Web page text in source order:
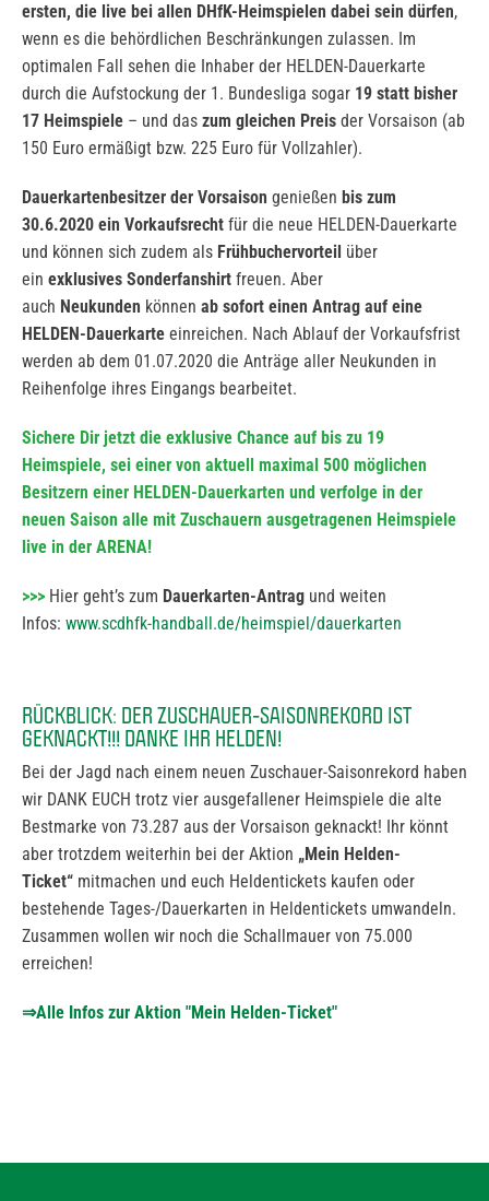
ersten, die live bei allen DHfK-Heimspielen dabei sein dürfen,
wenn es die behördlichen Beschränkungen zulassen. Im
optimalen Fall sehen die Inhaber der HELDEN-Dauerkarte
durch die Aufstockung der 1. Bundesliga sogar 19 statt bisher
17 Heimspiele – und das zum gleichen Preis der Vorsaison (ab
150 Euro ermäßigt bzw. 225 Euro für Vollzahler).
Dauerkartenbesitzer der Vorsaison genießen bis zum
30.6.2020 ein Vorkaufsrecht für die neue HELDEN-Dauerkarte
und können sich zudem als Frühbuchervorteil über
ein exklusives Sonderfanshirt freuen. Aber
auch Neukunden können ab sofort einen Antrag auf eine
HELDEN-Dauerkarte einreichen. Nach Ablauf der Vorkaufsfrist
werden ab dem 01.07.2020 die Anträge aller Neukunden in
Reihenfolge ihres Eingangs bearbeitet.
Sichere Dir jetzt die exklusive Chance auf bis zu 19
Heimspiele, sei einer von aktuell maximal 500 möglichen
Besitzern einer HELDEN-Dauerkarten und verfolge in der
neuen Saison alle mit Zuschauern ausgetragenen Heimspiele
live in der ARENA!
>>> Hier geht’s zum Dauerkarten-Antrag und weiten
Infos: www.scdhfk-handball.de/heimspiel/dauerkarten
RÜCKBLICK: DER ZUSCHAUER-SAISONREKORD IST
GEKNACKT!!! DANKE IHR HELDEN!
Bei der Jagd nach einem neuen Zuschauer-Saisonrekord haben
wir DANK EUCH trotz vier ausgefallener Heimspiele die alte
Bestmarke von 73.287 aus der Vorsaison geknackt! Ihr könnt
aber trotzdem weiterhin bei der Aktion „Mein Helden-
Ticket“ mitmachen und euch Heldentickets kaufen oder
bestehende Tages-/Dauerkarten in Heldentickets umwandeln.
Zusammen wollen wir noch die Schallmauer von 75.000
erreichen!
⇒Alle Infos zur Aktion "Mein Helden-Ticket"